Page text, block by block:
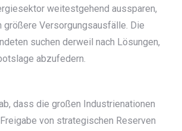
weitestgehend aussparen,
größere Versorgungsausfälle. Die
suchen derweil nach Lösungen,
abzufedern.
dass die großen Industrienationen
von strategischen Reserven